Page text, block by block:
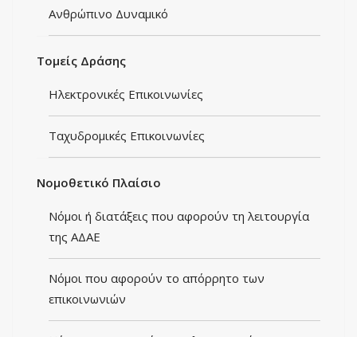
Ανθρώπινο Δυναμικό
Τομείς Δράσης
Ηλεκτρονικές Eπικοινωνίες
Ταχυδρομικές Επικοινωνίες
Νομοθετικό Πλαίσιο
Νόμοι ή διατάξεις που αφορούν τη λειτουργία
της ΑΔΑΕ
Νόμοι που αφορούν το απόρρητο των
επικοινωνιών